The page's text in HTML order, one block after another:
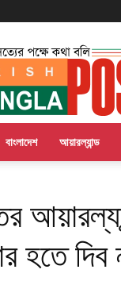
Irish
Bangla
Post
বাংলাদেশ আয়ারল্যান্ড
হতে